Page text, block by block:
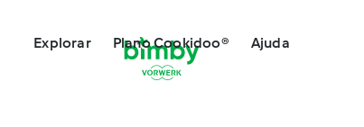
Explorar Plano Cookidoo® Ajuda